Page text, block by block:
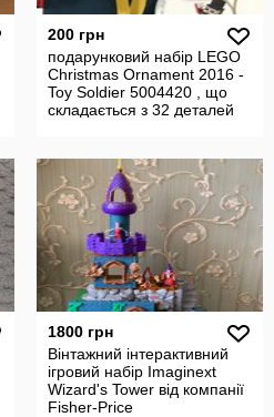
200 грн
подарунковий набір LEGO
Christmas Ornament 2016 -
Toy Soldier 5004420 , що
складається з 32 деталей
1800 грн
Вінтажний інтерактивний
ігровий набір Imaginext
Wizard's Tower від компанії
Fisher-Price